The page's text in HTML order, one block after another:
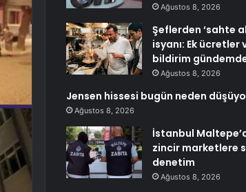
Ağustos 8, 2026
Şeflerden ‘sahte
isyanı: Ek ücretler
bildirim
Ağustos 8, 2026
Jensen hissesi bugün neden
Ağustos 8, 2026
İstanbul
zincir marketlere
denetim
Ağustos 8, 2026